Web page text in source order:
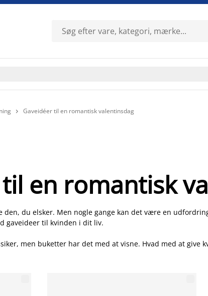
 Gaveidéer til en romantisk valentinsdag
en romantisk
du elsker. Men nogle gange kan det være en
gaveideer til kvinden i dit liv.
men buketter har det med at visne. Hvad med at